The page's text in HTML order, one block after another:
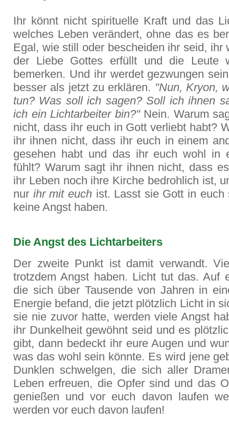
Ihr könnt nicht spirituelle Kraft und das
welches Leben verändert, ohne das es
Egal, wie still oder bescheiden ihr seid, ihr
der Liebe Gottes erfüllt und die Leute
bemerken. Und ihr werdet gezwungen
besser als jetzt zu erklären. "Nun, Kryon,
tun? Was soll ich sagen? Soll ich ihnen
ich ein Lichtarbeiter bin?"Nein. Warum
nicht, dass ihr euch in Gott verliebt habt?
ihr ihnen nicht, dass ihr euch in einem
gesehen habt und das ihr euch wohl in
fühlt? Warum sagt ihr ihnen nicht, dass
ihr Leben noch ihre Kirche bedrohlich ist,
nur ihr mit euchist. Lasst sie Gott in euch
keine Angst haben.
Die Angst des Lichtarbeiters
Der zweite Punkt ist damit verwandt.
trotzdem Angst haben. Licht tut das. Auf
die sich über Tausende von Jahren in
Energie befand, die jetzt plötzlich Licht in
sie nie zuvor hatte, werden viele Angst
ihr Dunkelheit gewöhnt seid und es
gibt, dann bedeckt ihr eure Augen und
was das wohl sein könnte. Es wird jene
Dunklen schwelgen, die sich aller
Leben erfreuen, die Opfer sind und das
genießen und vor euch davon laufen
werden vor euch davon laufen!